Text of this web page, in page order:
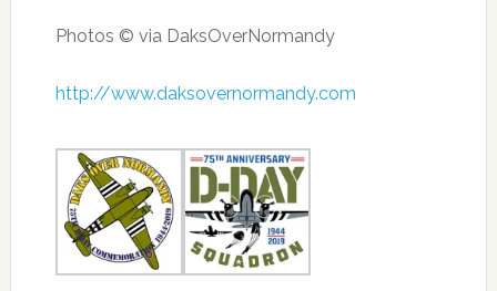
Photos © via DaksOverNormandy
http://www.daksovernormandy.com